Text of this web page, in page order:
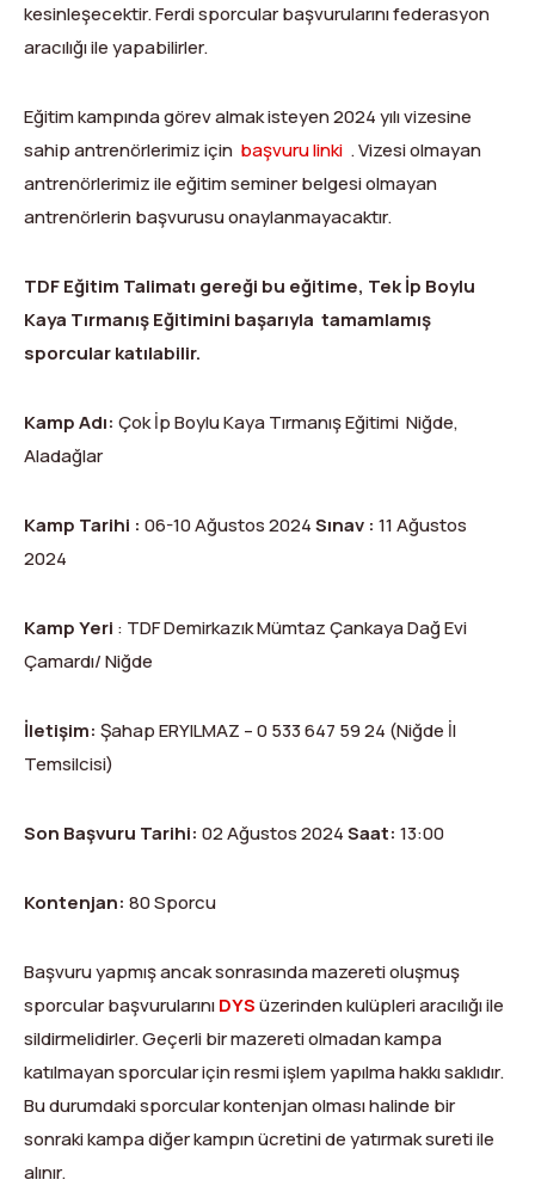
Harç ve Katılım Payları
Rotalar
Arşivler
2007-2016 Yılı Arşivleri
kesinleşecektir. Ferdi sporcular başvurularını federasyon
aracılığı ile yapabilirler.
Eğitim kampında görev almak isteyen 2024 yılı vizesine
sahip antrenörlerimiz için başvuru linki . Vizesi olmayan
antrenörlerimiz ile eğitim seminer belgesi olmayan
antrenörlerin başvurusu onaylanmayacaktır.
TDF Eğitim Talimatı gereği bu eğitime, Tek İp Boylu
Kaya Tırmanış Eğitimini başarıyla tamamlamış
sporcular katılabilir.
Kamp Adı: Çok İp Boylu Kaya Tırmanış Eğitimi Niğde,
Aladağlar
Kamp Tarihi : 06-10 Ağustos 2024Sınav : 11 Ağustos
2024
Kamp Yeri : TDF Demirkazık Mümtaz Çankaya Dağ Evi
Çamardı/ Niğde
İletişim: Şahap ERYILMAZ – 0 533 647 59 24 (Niğde İl
Temsilcisi)
Son Başvuru Tarihi: 02 Ağustos 2024Saat: 13:00
Kontenjan: 80 Sporcu
Başvuru yapmış ancak sonrasında mazereti oluşmuş
sporcular başvurularınıDYSüzerinden kulüpleri aracılığı ile
sildirmelidirler. Geçerli bir mazereti olmadan kampa
katılmayan sporcular için resmi işlem yapılma hakkı saklıdır.
Bu durumdaki sporcular kontenjan olması halinde bir
sonraki kampa diğer kampın ücretini de yatırmak sureti ile
alınır.